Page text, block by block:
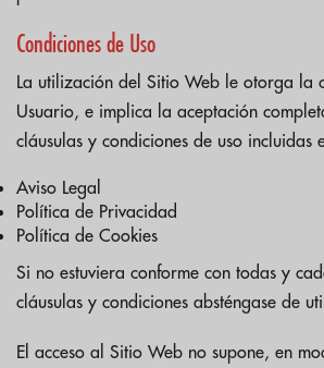
Condiciones de Uso
La utilización del Sitio Web le otorga la
Usuario, e implica la aceptación
cláusulas y condiciones de uso incluidas
Aviso Legal
Política de Privacidad
Política de Cookies
Si no estuviera conforme con todas y
cláusulas y condiciones absténgase de
El acceso al Sitio Web no supone, en